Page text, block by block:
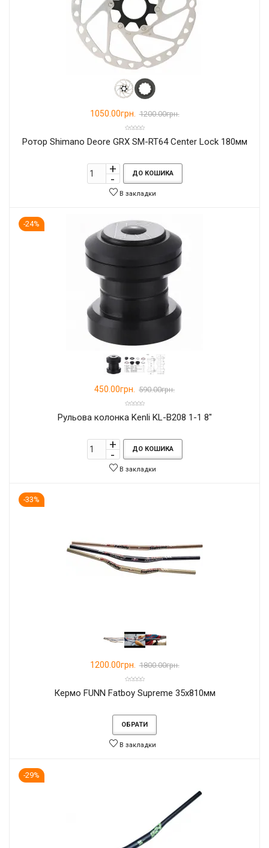
1050.00грн. 1200.00грн.
Ротор Shimano Deore GRX SM-RT64 Center Lock 180мм
ДО КОШИКА
В закладки
-24%
450.00грн. 590.00грн.
Рульова колонка Kenli KL-B208 1-1 8"
ДО КОШИКА
В закладки
-33%
1200.00грн. 1800.00грн.
Кермо FUNN Fatboy Supreme 35x810мм
ОБРАТИ
В закладки
-29%